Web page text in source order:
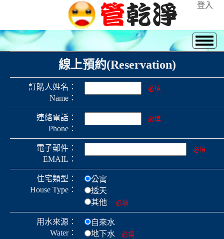
登入
線上預約(Reservation)
訂購人姓名：
Name：
必填
連絡電話：
Phone：
必填
電子郵件：
EMAIL：
必填
住宅類型：
House Type：
公寓
透天
其他
必填
用水來源：
Water：
自來水
地下水
必填